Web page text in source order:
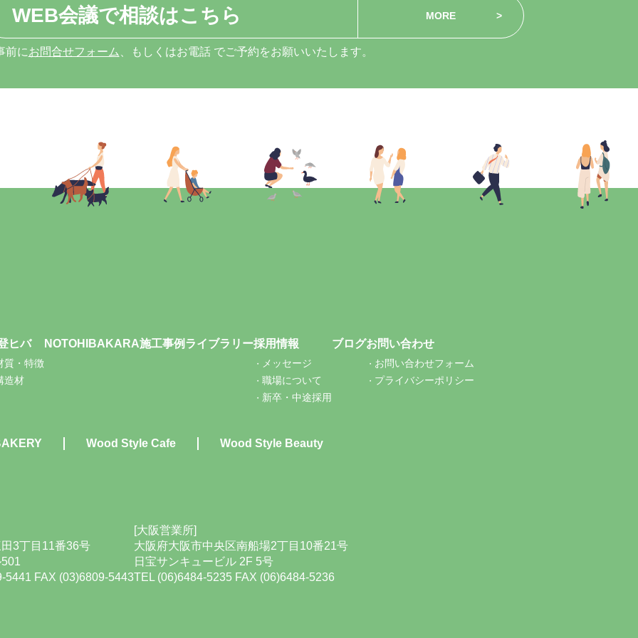
WEB会議で相談はこちら MORE
にお問合せフォーム 、もしくはお電話 でご予約をお願いいたします。
ヒバ
質・特徴
造材
NOTOHIBAKARA施工事例 ライブラリー採用情報
メッセージ
職場について
新卒・中途採用
ブログお問い合わせ
お問い合わせフォーム
プライバシーポリシー
Wood Style Cafe Wood Style Beauty
3丁目11番36号
5441 FAX (03)6809-5443
[大阪営業所]
大阪府大阪市中央区南船場2丁目10番21号
日宝サンキュービル 2F 5号
TEL (06)6484-5235 FAX (06)6484-5236